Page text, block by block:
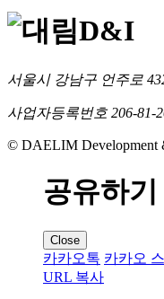
서울시 강남구 언주로
사업자등록번호 206-81-
© DAELIM Development
공유하기
Close
카카오톡 카카오
URL 복사